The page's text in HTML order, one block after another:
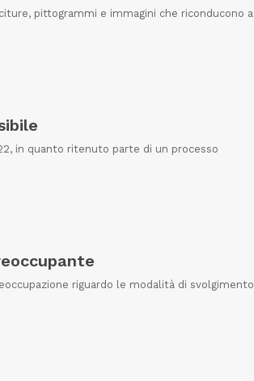
pittogrammi e immagini che riconducono a
in quanto ritenuto parte di un processo
riguardo le modalità di svolgimento